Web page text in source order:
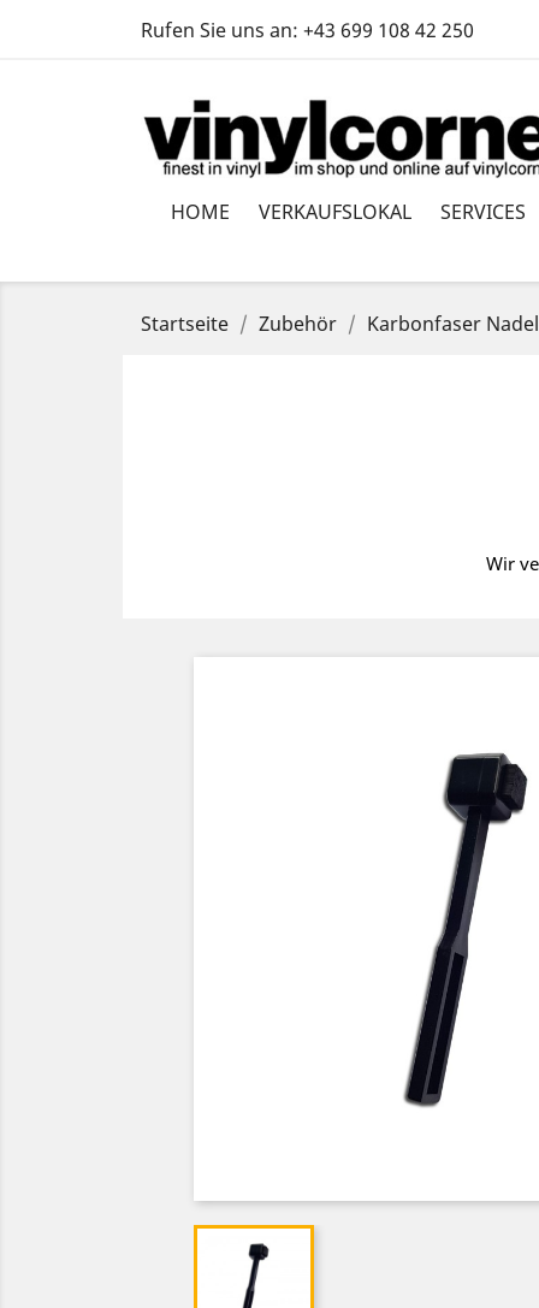
Rufen Sie uns an: +43 699 108 42 250
HOME VERKAUFSLOKAL SERVICES
Startseite Zubehör Karbonfaser
Wir